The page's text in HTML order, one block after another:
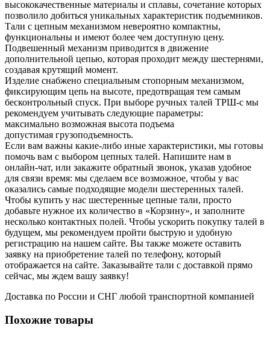
высококачественные материалы и сплавы, сочетание которых
позволило добиться уникальных характеристик подъемников.
Тали с цепным механизмом невероятно компактны,
функциональны и имеют более чем доступную цену.
Подвешенный механизм приводится в движение
дополнительной цепью, которая проходит между шестернями,
создавая крутящий момент.
Изделие снабжено специальным стопорным механизмом,
фиксирующим цепь на высоте, предотвращая тем самым
бесконтрольный спуск. При выборе ручных талей ТРШ-с мы
рекомендуем учитывать следующие параметры:
максимально возможная высота подъема
допустимая грузоподъемность.
Если вам важны какие-либо иные характеристики, мы готовы
помочь вам с выбором цепных талей. Напишите нам в
онлайн-чат, или закажите обратный звонок, указав удобное
для связи время: мы сделаем все возможное, чтобы у вас
оказались самые подходящие модели шестеренных талей.
Чтобы купить у нас шестеренные цепные тали, просто
добавьте нужное их количество в «Корзину», и заполните
несколько контактных полей. Чтобы ускорить покупку талей в
будущем, мы рекомендуем пройти быструю и удобную
регистрацию на нашем сайте. Вы также можете оставить
заявку на приобретение талей по телефону, который
отображается на сайте. Заказывайте тали с доставкой прямо
сейчас, мы ждем вашу заявку!
Доставка по России и СНГ любой транспортной компанией
Похожие товары